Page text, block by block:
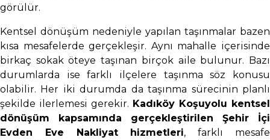
görülür.
Kentsel dönüşüm nedeniyle yapılan taşınmalar bazen
kısa mesafelerde gerçekleşir. Aynı mahalle içerisinde
birkaç sokak öteye taşınan birçok aile bulunur. Bazı
durumlarda ise farklı ilçelere taşınma söz konusu
olabilir. Her iki durumda da taşınma sürecinin planlı
şekilde ilerlemesi gerekir. Kadıköy Koşuyolu kentsel
dönüşüm kapsamında gerçekleştirilen Şehir İçi
Evden Eve Nakliyat hizmetleri, farklı mesafe